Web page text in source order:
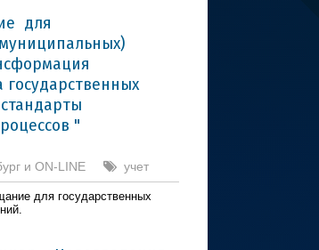
для
государственных
"
и ON-LINE
учет
для государственных